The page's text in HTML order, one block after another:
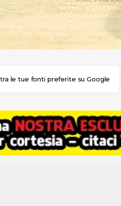
le tue fonti preferite su Google